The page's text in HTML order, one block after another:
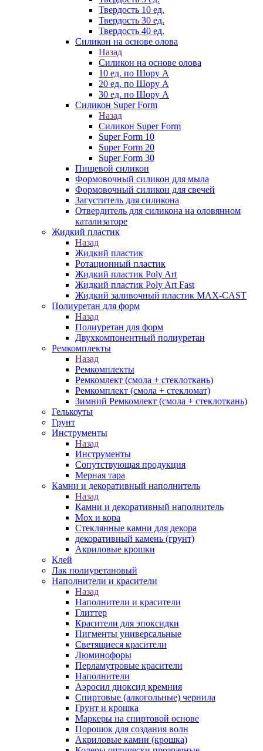
Твердость 10 ед.
Твердость 30 ед.
Твердость 40 ед.
Силикон на основе олова
Назад
Силикон на основе олова
10 ед. по Шору А
20 ед. по Шору А
30 ед. по Шору А
Силикон Super Form
Назад
Силикон Super Form
Super Form 10
Super Form 20
Super Form 30
Пищевой силикон
Формовочный силикон для мыла
Формовочный силикон для свечей
Загуститель для силикона
Отвердитель для силикона на оловянном
катализаторе
Жидкий пластик
Назад
Жидкий пластик
Ротационный пластик
Жидкий пластик Poly Art
Жидкий пластик Poly Art Fast
Жидкий заливочный пластик MAX-CAST
Полиуретан для форм
Назад
Полиуретан для форм
Двухкомпонентный полиуретан
Ремкомплекты
Назад
Ремкомплекты
Ремкомлект (смола + стеклоткань)
Ремкомплект (смола + стекломат)
Зимний Ремкомлект (смола + стеклоткань)
Гелькоуты
Грунт
Инструменты
Назад
Инструменты
Сопутствующая продукция
Мерная тара
Камни и декоративный наполнитель
Назад
Камни и декоративный наполнитель
Мох и кора
Стеклянные камни для декора
декоративный камень (грунт)
Акриловые крошки
Клей
Лак полиуретановый
Наполнители и красители
Назад
Наполнители и красители
Глиттер
Красители для эпоксидки
Пигменты универсальные
Светящиеся красители
Люминофоры
Перламутровые красители
Наполнители
Аэросил диоксид кремния
Спиртовые (алкогольные) чернила
Грунт и крошка
Маркеры на спиртовой основе
Порошок для создания волн
Акриловые камни (крошка)